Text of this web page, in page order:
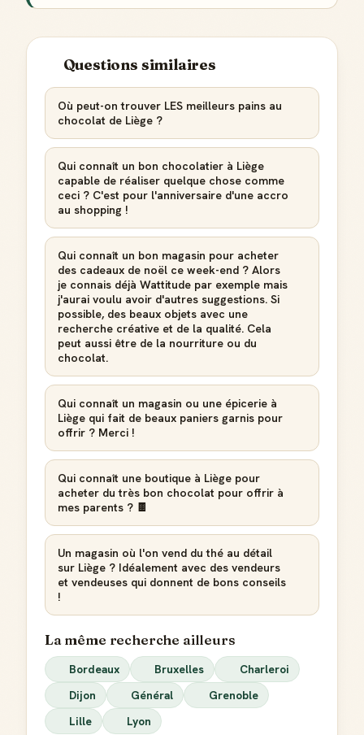
Questions similaires
Où peut-on trouver LES meilleurs pains au
chocolat de Liège ?
Qui connaît un bon chocolatier à Liège
capable de réaliser quelque chose comme
ceci ? C'est pour l'anniversaire d'une accro
au shopping !
Qui connaît un bon magasin pour acheter
des cadeaux de noël ce week-end ? Alors
je connais déjà Wattitude par exemple mais
j'aurai voulu avoir d'autres suggestions. Si
possible, des beaux objets avec une
recherche créative et de la qualité. Cela
peut aussi être de la nourriture ou du
chocolat.
Qui connaît un magasin ou une épicerie à
Liège qui fait de beaux paniers garnis pour
offrir ? Merci !
Qui connaît une boutique à Liège pour
acheter du très bon chocolat pour offrir à
mes parents ? 🍫
Un magasin où l'on vend du thé au détail
sur Liège ? Idéalement avec des vendeurs
et vendeuses qui donnent de bons conseils
!
La même recherche ailleurs
Bordeaux Bruxelles
Charleroi
Dijon
Général
Grenoble
Lille
Lyon
Reconnaissance locale
Deviens une référence dans ta ville
Notifications
Créer mon compte Guide